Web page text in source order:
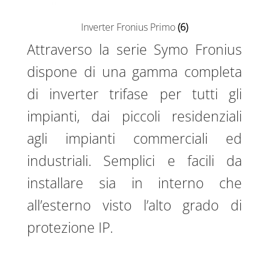
Inverter Fronius Primo(6)
Attraverso la serie Symo Fronius
dispone di una gamma completa
di inverter trifase per tutti gli
impianti, dai piccoli residenziali
agli impianti commerciali ed
industriali. Semplici e facili da
installare sia in interno che
all’esterno visto l’alto grado di
protezione IP.